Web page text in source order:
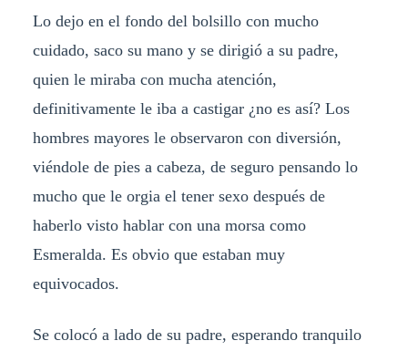
Lo dejo en el fondo del bolsillo con mucho
cuidado, saco su mano y se dirigió a su padre,
quien le miraba con mucha atención,
definitivamente le iba a castigar ¿no es así? Los
hombres mayores le observaron con diversión,
viéndole de pies a cabeza, de seguro pensando lo
mucho que le orgia el tener sexo después de
haberlo visto hablar con una morsa como
Esmeralda. Es obvio que estaban muy
equivocados.
Se colocó a lado de su padre, esperando tranquilo